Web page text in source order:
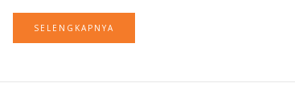
SELENGKAPNYA